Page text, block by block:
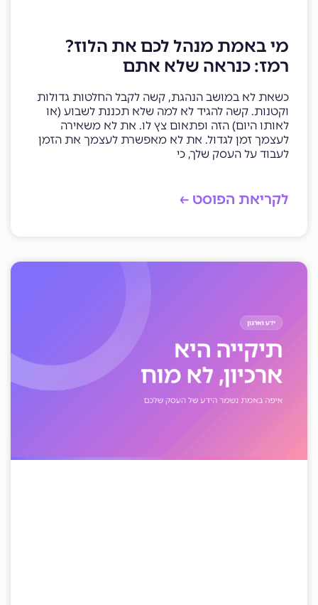
מי באמת מנהל לכם את הלוז?
רמז: כנראה שלא אתם
כשאת לא במושב הנהגת, קשה לקבל החלטות גדולות
וקטנות. קשה להגיד לא למה שלא תכננת לשבוע (או
לאותו היום) הזה ופתאום צץ לו. את לא משאירה
לעצמך זמן לגדול. את לא מאפשרת לעצמך את הזמן
לעבוד על העסק שלך, כי
לקריאת הפוסט ←